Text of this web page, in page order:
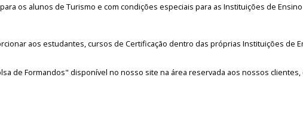
os alunos de Turismo e com condições especiais para as Instituições de
aos estudantes, cursos de Certificação dentro das próprias Instituições de
de Formandos" disponível no nosso site na área reservada aos nossos clientes,